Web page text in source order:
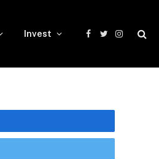
Invest
Facebook
TwitterInstagram